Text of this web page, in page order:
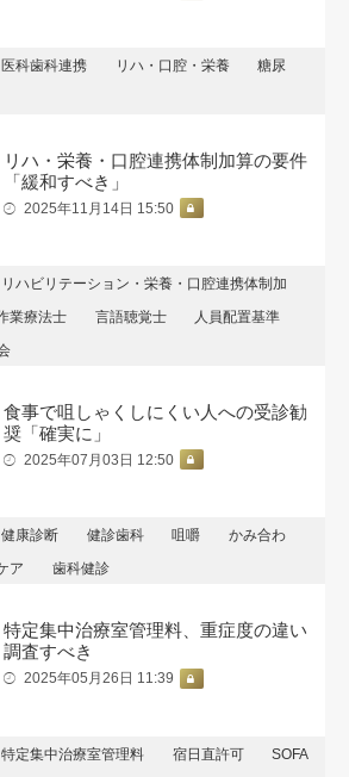
医科歯科連携 リハ・口腔・栄養
糖尿
リハ・栄養・口腔連携体制加算の要件
「緩和すべき」
2025年11月14日 15:50
リハビリテーション・栄養・口腔連携体制加
業療法士 言語聴覚士
人員配置基準
食事で咀しゃくしにくい人への受診勧
奨「確実に」
2025年07月03日 12:50
健康診断 健診歯科 咀嚼
かみ合わ
ア 歯科健診
特定集中治療室管理料、重症度の違い
調査すべき
2025年05月26日 11:39
特定集中治療室管理料 宿日直許可
SOFA